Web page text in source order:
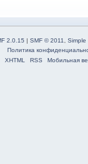
2.0.15 | SMF © 2011
Simple
Политика
XHTML
RSS Мобильная